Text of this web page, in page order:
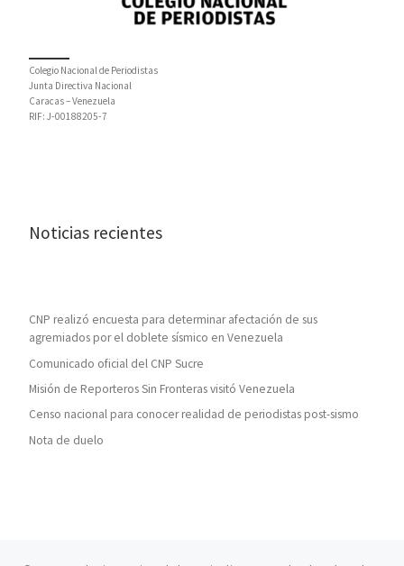
Colegio Nacional de Periodistas
Junta Directiva Nacional
Caracas – Venezuela
RIF: J-00188205-7
Noticias recientes
CNP realizó encuesta para determinar afectación de sus
agremiados por el doblete sísmico en Venezuela
Comunicado oficial del CNP Sucre
Misión de Reporteros Sin Fronteras visitó Venezuela
Censo nacional para conocer realidad de periodistas post-sismo
Nota de duelo